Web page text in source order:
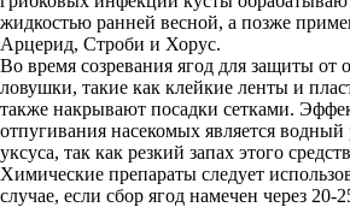
жидкостью ранней весной, а позже
Арцерид, Строби и Хорус.
Во время созревания ягод для защиты от
ловушки, такие как клейкие ленты и
также накрывают посадки сетками.
отпугивания насекомых является водный
уксуса, так как резкий запах этого
Химические препараты следует
случае, если сбор ягод намечен через 20-